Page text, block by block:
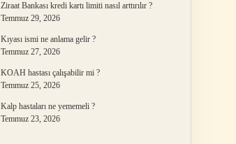
Ziraat Bankası kredi kartı limiti nasıl arttırılır ?
Temmuz 29, 2026
Kıyası ismi ne anlama gelir ?
Temmuz 27, 2026
KOAH hastası çalışabilir mi ?
Temmuz 25, 2026
Kalp hastaları ne yememeli ?
Temmuz 23, 2026